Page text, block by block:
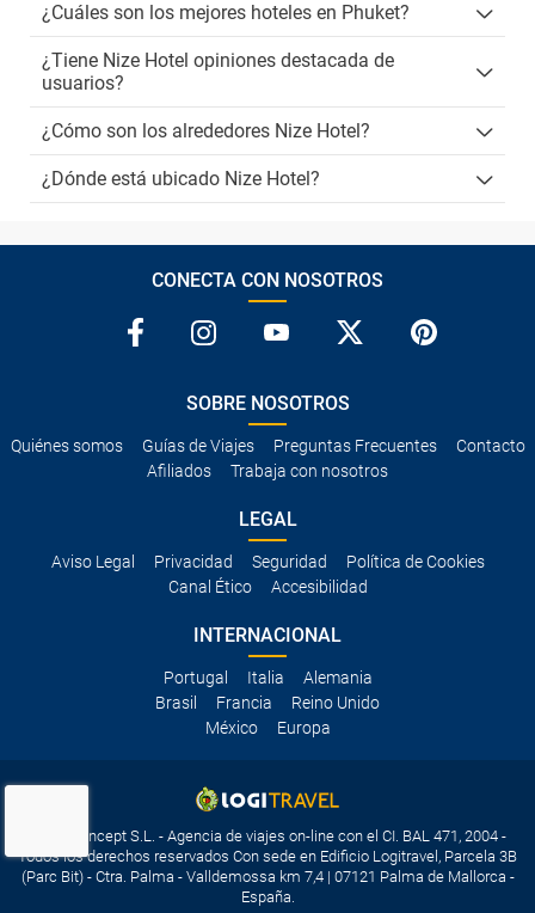
¿Cuáles son los mejores hoteles en Phuket?
¿Tiene Nize Hotel opiniones destacada de
usuarios?
¿Cómo son los alrededores Nize Hotel?
¿Dónde está ubicado Nize Hotel?
CONECTA CON NOSOTROS
SOBRE NOSOTROS
Quiénes somos Guías de Viajes Preguntas Frecuentes
Contacto
Afiliados
Trabaja con nosotros
LEGAL
Aviso Legal Privacidad Seguridad
Política de Cookies
Canal Ético
Accesibilidad
INTERNACIONAL
Portugal Italia
Alemania
Brasil
Francia
Reino Unido
México
Europa
Travelconcept S.L. - Agencia de viajes on-line con el CI. BAL 471, 2004 -
Todos los derechos reservados Con sede en Edificio Logitravel, Parcela 3B
(Parc Bit) - Ctra. Palma - Valldemossa km 7,4 | 07121 Palma de Mallorca -
España.